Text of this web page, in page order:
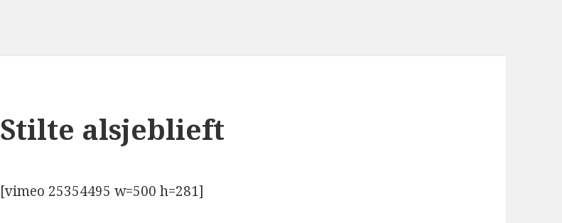
Stilte alsjeblieft
[vimeo 25354495 w=500 h=281]